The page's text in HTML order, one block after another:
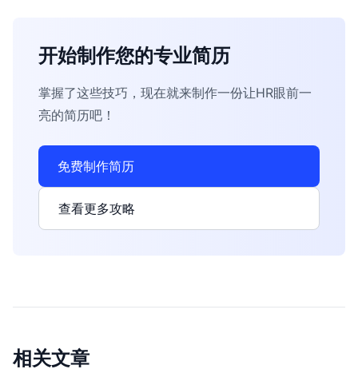
开始制作您的专业简历
掌握了这些技巧，现在就来制作一份让HR眼前一
亮的简历吧！
免费制作简历
查看更多攻略
相关文章